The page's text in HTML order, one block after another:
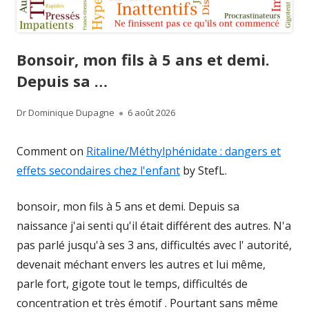
Bonsoir, mon fils à 5 ans et demi.
Depuis sa …
Author
Dr Dominique Dupagne
Published
6 août 2026
Comment on Ritaline/Méthylphénidate : dangers et
effets secondaires chez l'enfant by StefL.
bonsoir, mon fils à 5 ans et demi. Depuis sa
naissance j'ai senti qu'il était différent des autres. N'a
pas parlé jusqu'à ses 3 ans, difficultés avec l' autorité,
devenait méchant envers les autres et lui même,
parle fort, gigote tout le temps, difficultés de
concentration et très émotif . Pourtant sans même